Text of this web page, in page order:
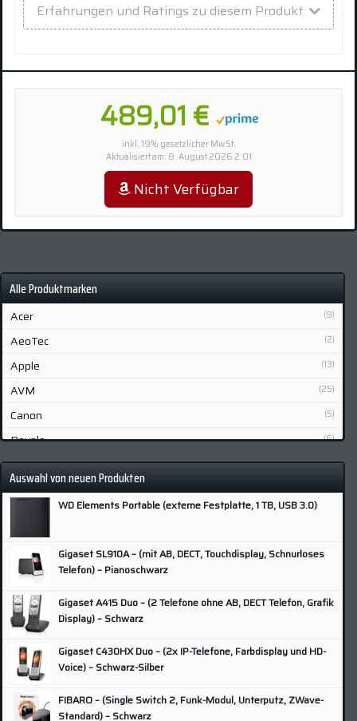
Erfahrungen und Ratings zu diesem Produkt
489,01 €
inkl. 19% gesetzlicher MwSt.
Aktualisiert am: 8. August 2026 2:01
Nicht Verfügbar
Alle Produktmarken
Acer (9)
AeoTec (2)
Apple (13)
AVM (25)
Canon (5)
Devolo (6)
Fibaro (2)
Fujifilm
Grundig
Hisense
Huawei
Lenovo
LG
Nikon
Auswahl von neuen Produkten
WD Elements Portable (externe Festplatte, 1 TB, USB 3.0)
Gigaset SL910A – (mit AB, DECT, Touchdisplay, Schnurloses
Telefon) – Pianoschwarz
Gigaset A415 Duo – (2 Telefone ohne AB, DECT Telefon, Grafik
Display) – Schwarz
Gigaset C430HX Duo – (2x IP-Telefone, Farbdisplay und HD-
Voice) – Schwarz-Silber
FIBARO – (Single Switch 2, Funk-Modul, Unterputz, ZWave-
Standard) – Schwarz